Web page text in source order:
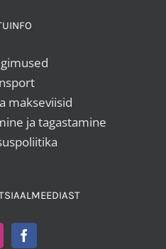
makseviisid
ja tagastamine